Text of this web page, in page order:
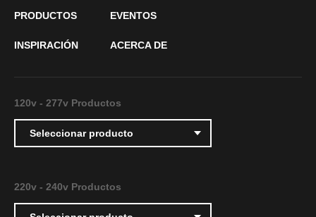
PRODUCTOS
INSPIRACIÓN
EVENTOS
ACERCA DE
120v - 277v Productos
Seleccionar producto
220v - 240v Productos